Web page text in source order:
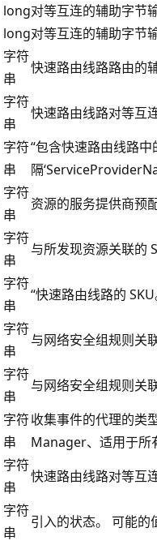
long对等互连的辅助字节
long对等互连的辅助字节
字符
串
快速路由线路路由的
字符
串
快速路由线路对等互
字符
串
“包含快速路由线路
隔
字符
串
资源的服务提供商预
字符
串
与所发现资源关联的
字符
串
“快速路由线路的
字符
串
与网络安全组规则关
字符
串
与网络安全组规则关
字符
串
收集事件的代理的类
Manager、适用于所
字符
串
快速路由线路对等互
字符
串
引入的状态。 可能